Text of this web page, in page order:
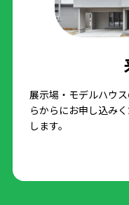
展示場・モデルハウ
らからにお申し込み
します。